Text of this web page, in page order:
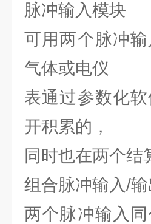
脉冲输入模块
可用两个脉冲
气体或电仪
表通过参数化
开积累的，
同时也在两个结
组合脉冲输入/
两个脉冲输入